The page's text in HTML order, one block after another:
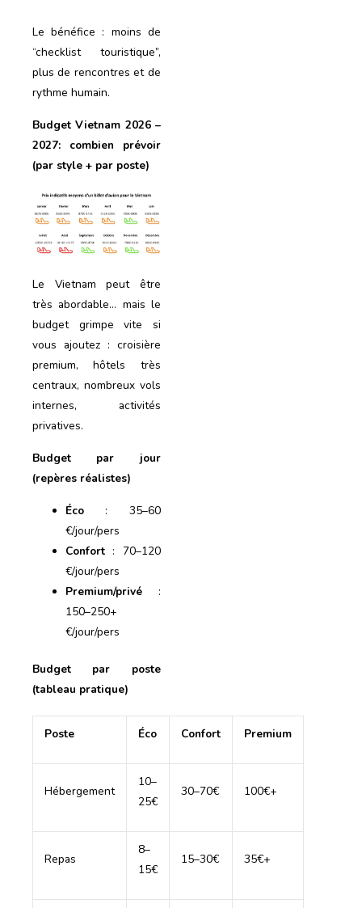
Le bénéfice : moins de
“checklist touristique”,
plus de rencontres et de
rythme humain.
Budget Vietnam 2026 –
2027: combien prévoir
(par style + par poste)
Le Vietnam peut être
très abordable… mais le
budget grimpe vite si
vous ajoutez : croisière
premium, hôtels très
centraux, nombreux vols
internes, activités
privatives.
Budget par jour
(repères réalistes)
Éco : 35–60
€/jour/pers
Confort : 70–120
€/jour/pers
Premium/privé :
150–250+
€/jour/pers
Budget par poste
(tableau pratique)
Poste Éco Confort Premium
Hébergement
10–
25€
30–70€ 100€+
Repas
8–
15€
15–30€ 35€+